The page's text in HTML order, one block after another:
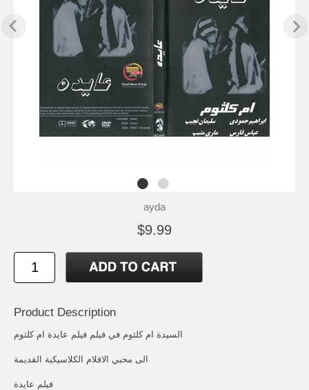
ayda
$9.99
Product Description
السيدة ام كلثوم في فيلم فيلم عايدة ام كلثوم
الى محبي الافلام الكلاسيكية القديمة
فيلم عايدة